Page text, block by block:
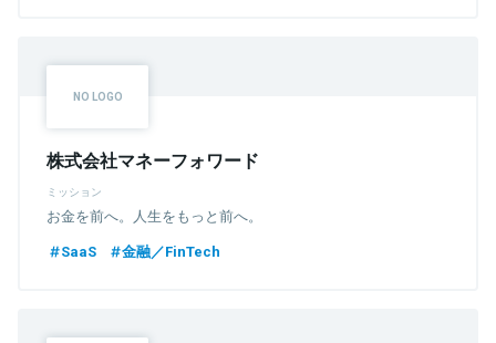
株式会社マネーフォワード
ミッション
お金を前へ。人生をもっと前へ。
SaaS
金融／FinTech